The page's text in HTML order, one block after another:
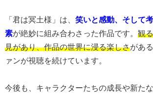
「君は冥土様」は、 笑いと感動、そして
素が絶妙に組み合わさった作品です。 観
見があり、作品の世界に浸る楽しさがあ
ァンが視聴を続けています。
今後も、キャラクターたちの成長や新た